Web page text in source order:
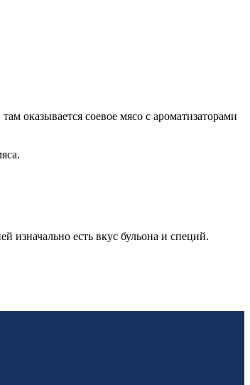
оказывается соевое мясо с ароматизаторами
изначально есть вкус бульона и специй.